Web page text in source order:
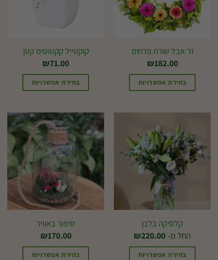
זר אבל שורת פרחים
₪182.00
בחירת אפשרויות
קוקטייל קקטוסים קטן
₪71.00
בחירת אפשרויות
קלסיקה בלבן
החל מ-
₪220.00
בחירת אפשרויות
סיפור באוויר
₪170.00
בחירת אפשרויות